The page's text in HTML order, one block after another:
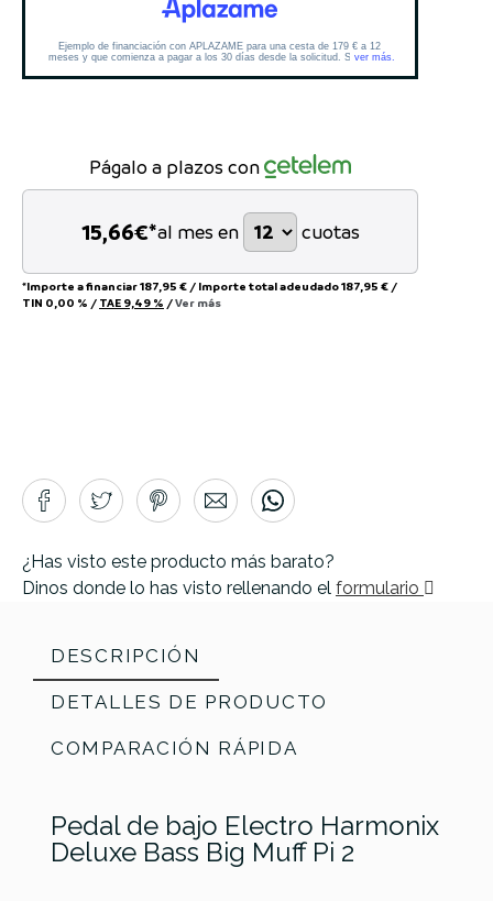
Págalo a plazos con
15,66€*al mes en cuotas
*Importe a financiar187,95 € / Importe total adeudado187,95 € /
TIN 0,00 % / TAE 9,49 % /Ver más
¿Has visto este producto más barato?
Dinos donde lo has visto rellenando el formulario
DESCRIPCIÓN
DETALLES DE PRODUCTO
COMPARACIÓN RÁPIDA
Pedal de bajo Electro Harmonix
Deluxe Bass Big Muff Pi 2